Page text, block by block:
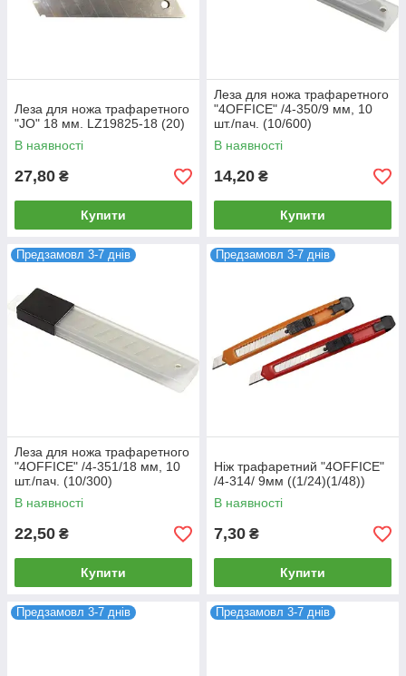
Леза для ножа трафаретного
"JO" 18 мм. LZ19825-18 (20)
В наявності
27,80 ₴
Купити
Леза для ножа трафаретного
"4OFFICE" /4-350/9 мм, 10
шт./пач. (10/600)
В наявності
14,20 ₴
Купити
Предзамовл 3-7 днів
Леза для ножа трафаретного
"4OFFICE" /4-351/18 мм, 10
шт./пач. (10/300)
В наявності
22,50 ₴
Купити
Предзамовл 3-7 днів
Ніж трафаретний "4OFFICE"
/4-314/ 9мм ((1/24)(1/48))
В наявності
7,30 ₴
Купити
Предзамовл 3-7 днів Предзамовл 3-7 днів